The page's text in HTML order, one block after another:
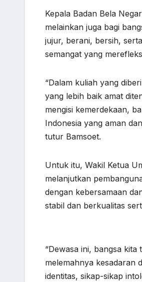
Kepala Badan Bela
melainkan juga bagi
jujur, berani, bersih,
semangat yang
“Dalam kuliah yang
yang lebih baik amat
mengisi kemerdekaan,
Indonesia yang aman
tutur Bamsoet.
Untuk itu, Wakil Ketua
melanjutkan
dengan kebersamaan
stabil dan berkualitas
“Dewasa ini, bangsa
melemahnya kesadaran
identitas, sikap-sikap